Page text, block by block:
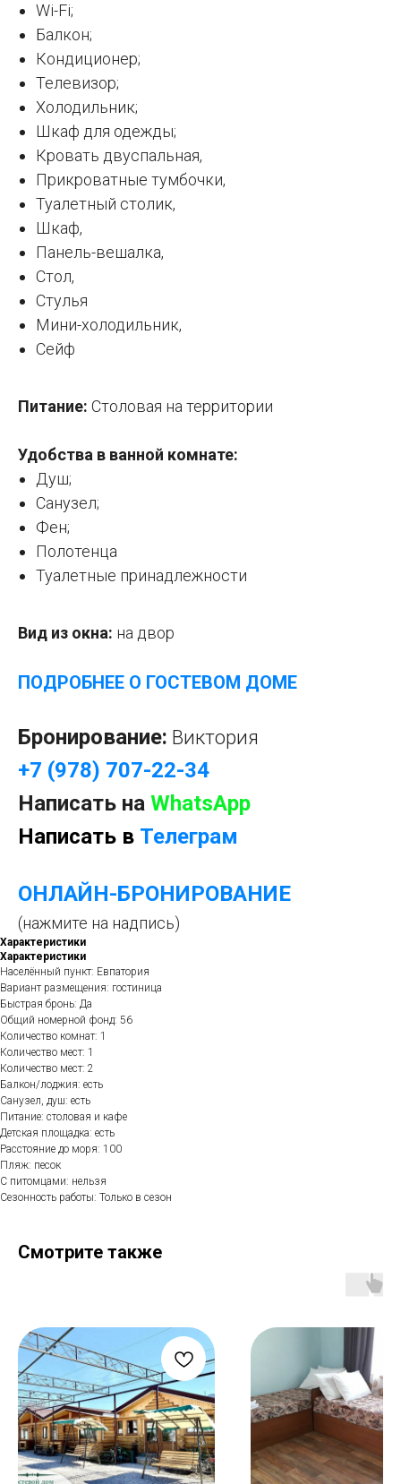
Wi-Fi;
Балкон;
Кондиционер;
Телевизор;
Холодильник;
Шкаф для одежды;
Кровать двуспальная,
Прикроватные тумбочки,
Туалетный столик,
Шкаф,
Панель-вешалка,
Стол,
Стулья
Мини-холодильник,
Сейф
Питание: Столовая на территории
Удобства в ванной комнате:
Душ;
Санузел;
Фен;
Полотенца
Туалетные принадлежности
Вид из окна: на двор
ПОДРОБНЕЕ О ГОСТЕВОМ ДОМЕ
Бронирование: Виктория
+7 (978) 707-22-34
Написать на WhatsApp
Написать в Телеграм
ОНЛАЙН-БРОНИРОВАНИЕ
(нажмите на надпись)
Характеристики
Характеристики
Населённый пункт: Евпатория
Вариант размещения: гостиница
Быстрая бронь: Да
Общий номерной фонд: 56
Количество комнат: 1
Количество мест: 1
Количество мест: 2
Балкон/лоджия: есть
Санузел, душ: есть
Питание: столовая и кафе
Детская площадка: есть
Расстояние до моря: 100
Пляж: песок
С питомцами: нельзя
Сезонность работы: Только в сезон
Смотрите также